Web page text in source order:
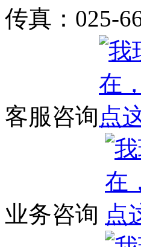
传真：025-
客服咨询
业务咨询